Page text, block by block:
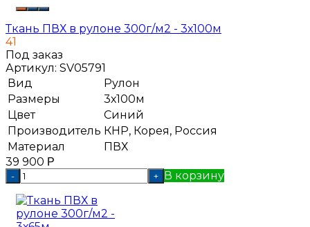
Ткань ПВХ в рулоне 300г/м2 - 3х100м
41
Под заказ
Артикул: SV05791
Вид
Рулон
Размеры
3х100м
Цвет
Синий
Производитель КНР, Корея, Россия
Материал
ПВХ
39 900 Р
- + В корзину